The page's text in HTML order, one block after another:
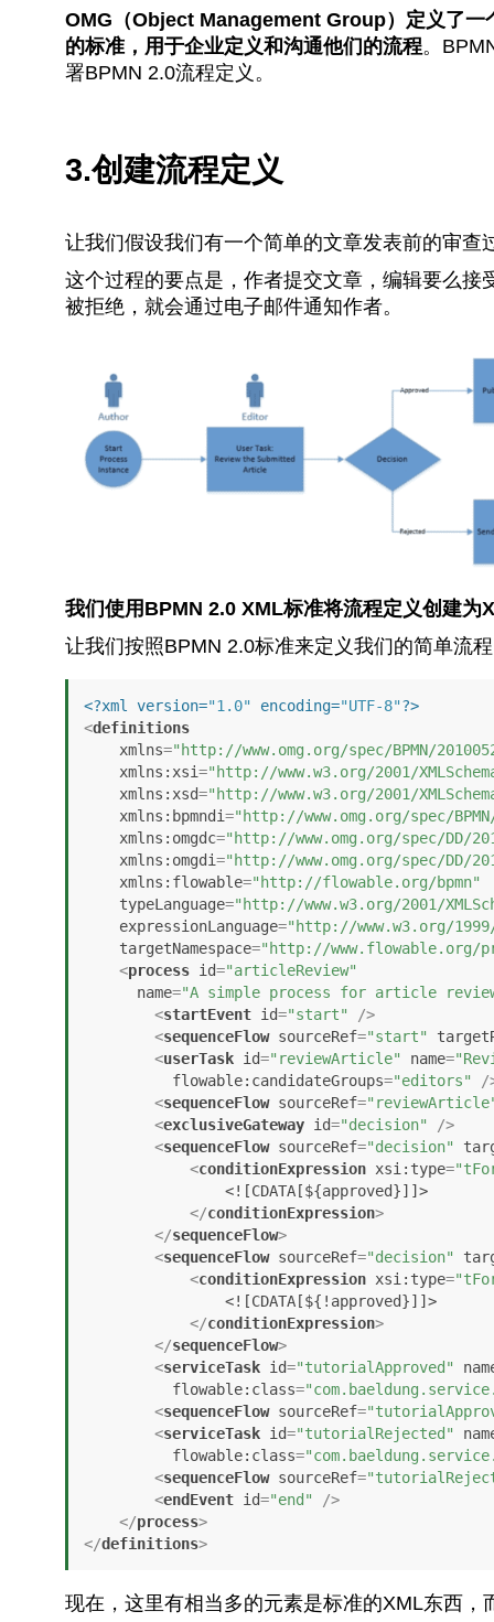
OMG（Object Management Group）定义了一
的标准，用于企业定义和沟通他们的流程。
署BPMN 2.0流程定义。
3.创建流程定义
让我们假设我们有一个简单的文章发表前的审查
这个过程的要点是，作者提交文章，编辑要么
被拒绝，就会通过电子邮件通知作者。
我们使用BPMN 2.0 XML标准将流程定义创建为
让我们按照BPMN 2.0标准来定义我们的简单流
<?xml version="1.0" encoding="UTF-8"?>
<definitions
xmlns="http://www.omg.org/spec/BPMN/
xmlns:xsi="http://www.w3.org/2001/
xmlns:xsd="http://www.w3.org/2001/
xmlns:bpmndi="http://www.omg.org/spec/
xmlns:omgdc="http://www.omg.org/spec/DD/
xmlns:omgdi="http://www.omg.org/spec/DD/
xmlns:flowable="http://flowable.org/bpmn"
typeLanguage="http://www.w3.org/2001/
expressionLanguage="http://www.w3.org/
targetNamespace="http://www.flowable.org/
<process id="articleReview"
name="A simple process for article
<startEvent id="start"
/>
<sequenceFlow sourceRef="start"
<userTask id="reviewArticle" name=
flowable:candidateGroups="editors"
/
<sequenceFlow sourceRef=
<exclusiveGateway id="decision"
/>
<sequenceFlow sourceRef="decision"
<conditionExpression xsi:type=
</conditionExpression>
</sequenceFlow>
<sequenceFlow sourceRef="decision"
<conditionExpression xsi:type=
</conditionExpression>
</sequenceFlow>
<serviceTask id="tutorialApproved"
flowable:class=
<sequenceFlow sourceRef=
<serviceTask id="tutorialRejected"
flowable:class=
<sequenceFlow sourceRef=
<endEvent id="end"
/>
</process>
</definitions>
现在，这里有相当多的元素是标准的XML东西，